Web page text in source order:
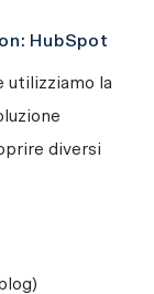
HubSpot
utilizziamo la
diversi